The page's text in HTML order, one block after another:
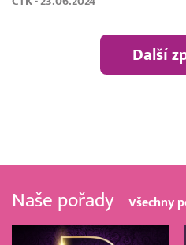
Další
Naše pořady Všechny